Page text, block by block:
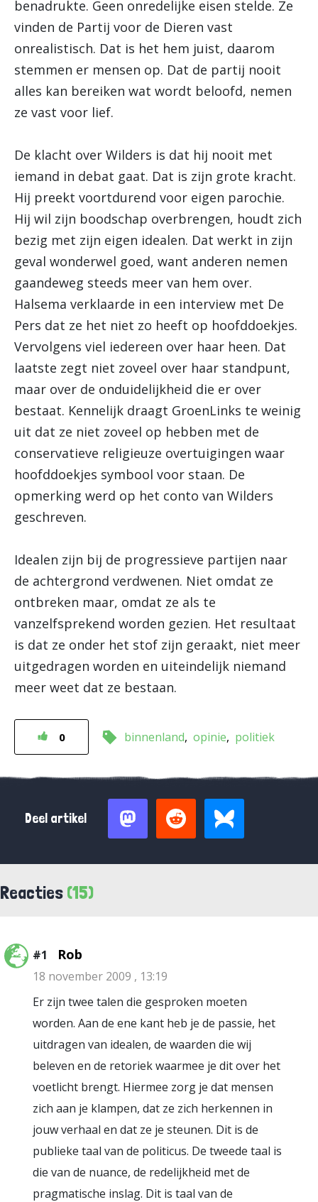
benadrukte. Geen onredelijke eisen stelde. Ze
vinden de Partij voor de Dieren vast
onrealistisch. Dat is het hem juist, daarom
stemmen er mensen op. Dat de partij nooit
alles kan bereiken wat wordt beloofd, nemen
ze vast voor lief.
De klacht over Wilders is dat hij nooit met
iemand in debat gaat. Dat is zijn grote kracht.
Hij preekt voortdurend voor eigen parochie.
Hij wil zijn boodschap overbrengen, houdt zich
bezig met zijn eigen idealen. Dat werkt in zijn
geval wonderwel goed, want anderen nemen
gaandeweg steeds meer van hem over.
Halsema verklaarde in een interview met De
Pers dat ze het niet zo heeft op hoofddoekjes.
Vervolgens viel iedereen over haar heen. Dat
laatste zegt niet zoveel over haar standpunt,
maar over de onduidelijkheid die er over
bestaat. Kennelijk draagt GroenLinks te weinig
uit dat ze niet zoveel op hebben met de
conservatieve religieuze overtuigingen waar
hoofddoekjes symbool voor staan. De
opmerking werd op het conto van Wilders
geschreven.
Idealen zijn bij de progressieve partijen naar
de achtergrond verdwenen. Niet omdat ze
ontbreken maar, omdat ze als te
vanzelfsprekend worden gezien. Het resultaat
is dat ze onder het stof zijn geraakt, niet meer
uitgedragen worden en uiteindelijk niemand
meer weet dat ze bestaan.
0 binnenland opinie politiek
Deel artikel
Reacties (15)
#1 Rob
18 november 2009 , 13:19
Er zijn twee talen die gesproken moeten
worden. Aan de ene kant heb je de passie, het
uitdragen van idealen, de waarden die wij
beleven en de retoriek waarmee je dit over het
voetlicht brengt. Hiermee zorg je dat mensen
zich aan je klampen, dat ze zich herkennen in
jouw verhaal en dat ze je steunen. Dit is de
publieke taal van de politicus. De tweede taal is
die van de nuance, de redelijkheid met de
pragmatische inslag. Dit is taal van de